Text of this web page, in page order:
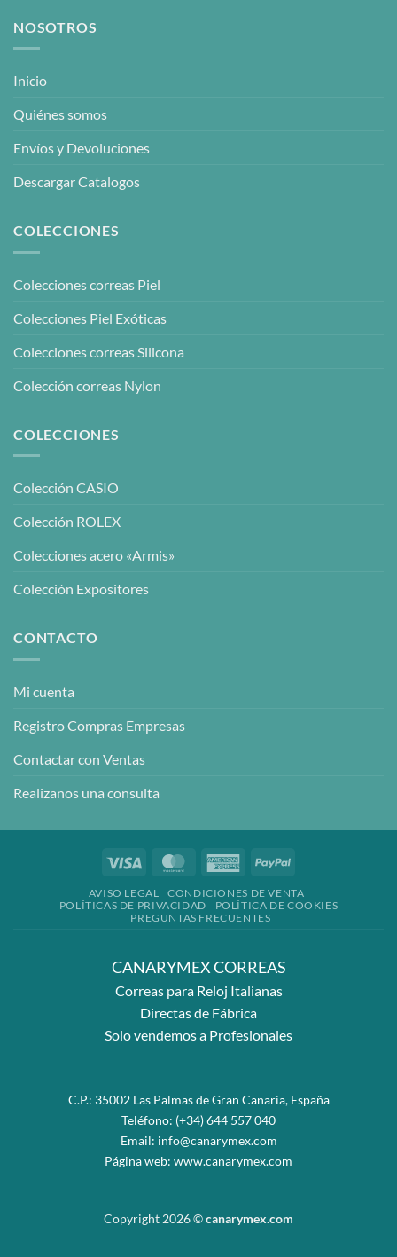
NOSOTROS
Inicio
Quiénes somos
Envíos y Devoluciones
Descargar Catalogos
COLECCIONES
Colecciones correas Piel
Colecciones Piel Exóticas
Colecciones correas Silicona
Colección correas Nylon
COLECCIONES
Colección CASIO
Colección ROLEX
Colecciones acero «Armis»
Colección Expositores
CONTACTO
Mi cuenta
Registro Compras Empresas
Contactar con Ventas
Realizanos una consulta
Visa MasterCardAmericanPayPal
AVISO LEGAL
CONDICIONES DE VENTA
POLÍTICAS DE PRIVACIDAD
POLÍTICA DE COOKIES
PREGUNTAS FRECUENTES
CANARYMEX CORREAS
Correas para Reloj Italianas
Directas de Fábrica
Solo vendemos a Profesionales
C.P.: 35002 Las Palmas de Gran Canaria, España
Teléfono: (+34) 644 557 040
Email: info@canarymex.com
Página web: www.canarymex.com
Copyright 2026 ©canarymex.com